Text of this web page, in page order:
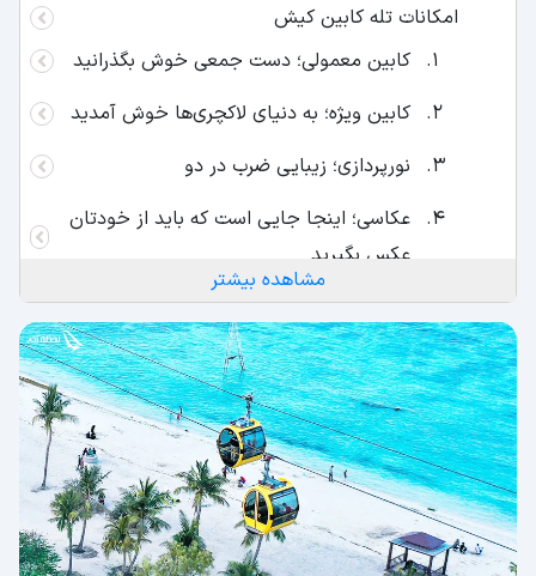
امکانات تله کابین کیش
کابین معمولی؛ دست جمعی خوش بگذرانید
کابین ویژه؛ به دنیای لاکچری‌ها خوش آمدید
نورپردازی؛ زیبایی ضرب در دو
عکاسی؛ اینجا جایی است که باید از خودتان
عکس بگیرید
اطلاعات ضروری تله کابین کیش
در کنار تله کابین کیش چه تفریحات دیگری می
توانیم انجام دهیم؟
مکان های مهم نزدیک به تله کابین کیش
مشاهده بیشتر